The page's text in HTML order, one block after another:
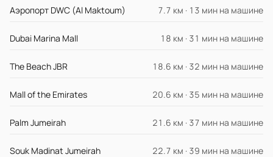
Аэропорт DWC (Al Maktoum) 7.7 км · 13 мин на машине
Dubai Marina Mall 18 км · 31 мин на машине
The Beach JBR 18.6 км · 32 мин на машине
Mall of the Emirates 20.6 км · 35 мин на машине
Palm Jumeirah 21.6 км · 37 мин на машине
Souk Madinat Jumeirah 22.7 км · 39 мин на машине